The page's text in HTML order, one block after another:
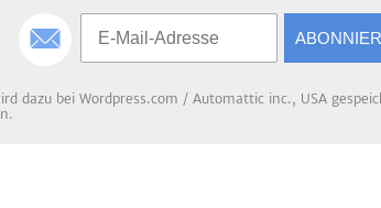
dazu bei Wordpress.com / Automattic inc., USA